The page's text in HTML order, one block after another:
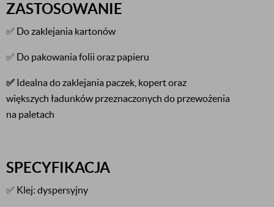
ZASTOSOWANIE
✅ Do zaklejania kartonów
✅ Do pakowania folii oraz papieru
✅ Idealna do zaklejania paczek, kopert oraz
większych ładunków przeznaczonych do przewożenia
na paletach
SPECYFIKACJA
✅ Klej: dyspersyjny